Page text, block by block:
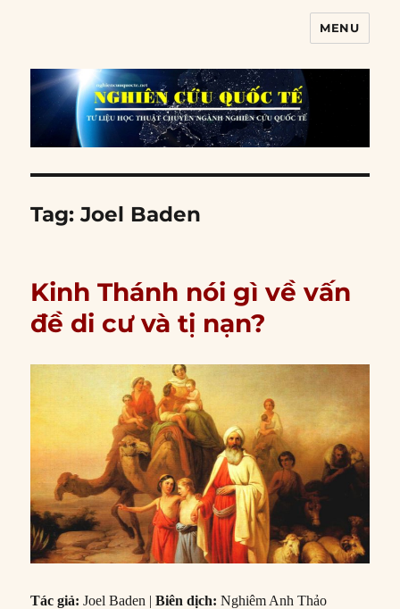
MENU
Tag:Joel Baden
Kinh Thánh nói gì về vấn
đề di cư và tị nạn?
Tác giả:Joel Baden |Biên dịch:Nghiêm Anh Thảo